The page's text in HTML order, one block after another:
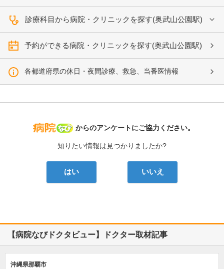
診療科目から病院・クリニックを探す(奥武山公園駅)
予約ができる病院・クリニックを探す(奥武山公園駅)
各都道府県の休日・夜間診療、救急、当番医情報
病院なび
からのアンケートにご協力ください。
知りたい情報は見つかりましたか?
はい いいえ
【病院なびドクタビュー】ドクター取材記事
沖縄県那覇市